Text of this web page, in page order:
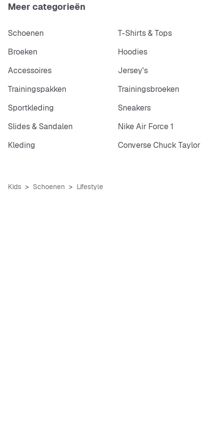
Meer categorieën
Schoenen
T-Shirts & Tops
Broeken
Hoodies
Accessoires
Jersey's
Trainingspakken
Trainingsbroeken
Sportkleding
Sneakers
Slides & Sandalen
Nike Air Force 1
Kleding
Converse Chuck Taylor
Kids Schoenen Lifestyle